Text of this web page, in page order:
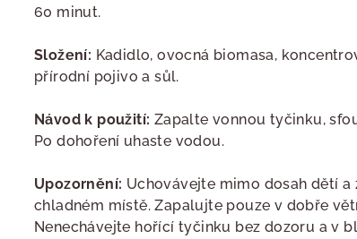
60 minut.
Složení: Kadidlo, ovocná biomasa,
přírodní pojivo a sůl.
Návod k použití: Zapalte vonnou tyčinku,
Po dohoření uhaste vodou.
Upozornění: Uchovávejte mimo dosah dětí
chladném místě. Zapalujte pouze v dobře
Nenechávejte hořící tyčinku bez dozoru a v